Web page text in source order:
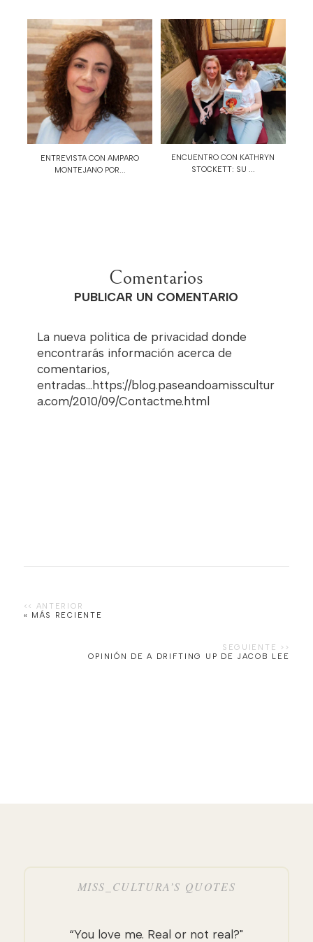
ENTREVISTA CON AMPARO
MONTEJANO POR...
ENCUENTRO CON KATHRYN
STOCKETT: SU ...
Comentarios
PUBLICAR UN COMENTARIO
La nueva politica de privacidad donde
encontrarás información acerca de
comentarios,
entradas...https://blog.paseandoamisscultur
a.com/2010/09/Contactme.html
« MÁS RECIENTE
OPINIÓN DE A DRIFTING UP DE JACOB LEE
MISS_CULTURA’S QUOTES
“You love me. Real or not real?"